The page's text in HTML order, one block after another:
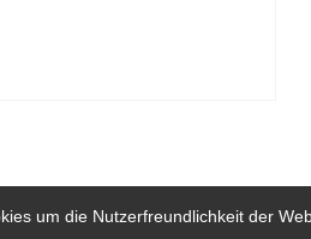
um die Nutzerfreundlichkeit der